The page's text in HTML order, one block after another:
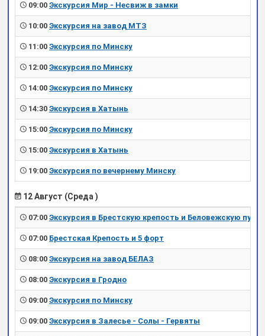
09:00 Экскурсия Мир - Несвиж в замки
10:00 Экскурсия на завод МТЗ
11:00 Экскурсия по Минску
12:00 Экскурсия по Минску
14:00 Экскурсия по Минску
14:30 Экскурсия в Хатынь
15:00 Экскурсия по Минску
15:00 Экскурсия в Хатынь
19:00 Экскурсия по вечернему Минску
12 Август (Среда )
07:00 Экскурсия в Брестскую крепость и Беловежскую пущу
07:00 Брестская Крепость и 5 форт
08:00 Экскурсия на завод БЕЛАЗ
08:00 Экскурсия в Гродно
09:00 Экскурсия по Минску
09:00 Экскурсия в Залесье - Солы - Гервяты